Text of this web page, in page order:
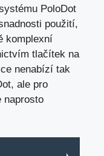
PoloDot
použití,
komplexní
tlačítek na
nenabízí tak
ale pro
naprosto